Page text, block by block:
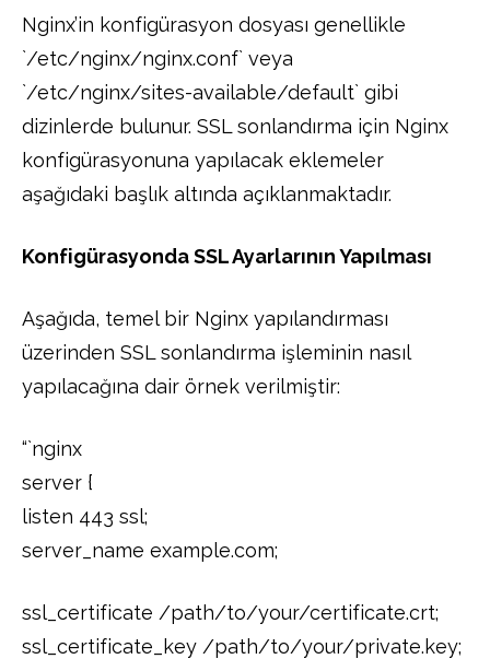
Nginx’in konfigürasyon dosyası genellikle
`/etc/nginx/nginx.conf` veya
`/etc/nginx/sites-available/default` gibi
dizinlerde bulunur. SSL sonlandırma için Nginx
konfigürasyonuna yapılacak eklemeler
aşağıdaki başlık altında açıklanmaktadır.
Konfigürasyonda SSL Ayarlarının Yapılması
Aşağıda, temel bir Nginx yapılandırması
üzerinden SSL sonlandırma işleminin nasıl
yapılacağına dair örnek verilmiştir:
“`nginx
server {
listen 443 ssl;
server_name example.com;
ssl_certificate /path/to/your/certificate.crt;
ssl_certificate_key /path/to/your/private.key;